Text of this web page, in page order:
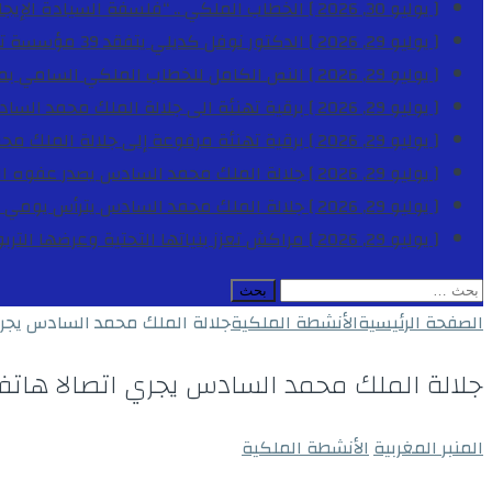
[ يوليو 30, 2026 ]
الخطاب الملكي .. “فلسفة السيادة
[ يوليو 29, 2026 ]
الدكتور نوفل كديلي يتفقد 39 مؤسسة تعليمية بجهة الدار البيضاء-سطات خلال الموسم الدراسي 2025-2026
[ يوليو 29, 2026 ]
النص الكامل للخطاب الملكي السامي بمناسبة الذكرى
[ يوليو 29, 2026 ]
برقية تهنئة الى جلالة الملك محمد
[ يوليو 29, 2026 ]
برقية تهنئة مرفوعة إلى جلالة الملك
[ يوليو 29, 2026 ]
جلالة الملك محمد السادس يصدر عفوه السامي على 1788 شخصا
[ يوليو 29, 2026 ]
جلالة الملك محمد السادس يترأس
[ يوليو 29, 2026 ]
مراكش تعزز بنياتها التحتية وعرضها
البحث
عن:
الصفحة الرئيسيةالأنشطة الملكيةجلالة الملك محمد السادس
جلالة الملك محمد السادس يجري اتصالا
المنبر المغربيةالأنشطة الملكية